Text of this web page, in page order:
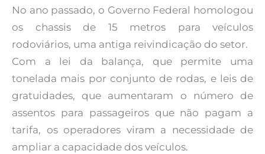
No ano passado, o Governo Federal homologou
os chassis de 15 metros para veículos
rodoviários, uma antiga reivindicação do setor.
Com a lei da balança, que permite uma
tonelada mais por conjunto de rodas, e leis de
gratuidades, que aumentaram o número de
assentos para passageiros que não pagam a
tarifa, os operadores viram a necessidade de
ampliar a capacidade dos veículos.